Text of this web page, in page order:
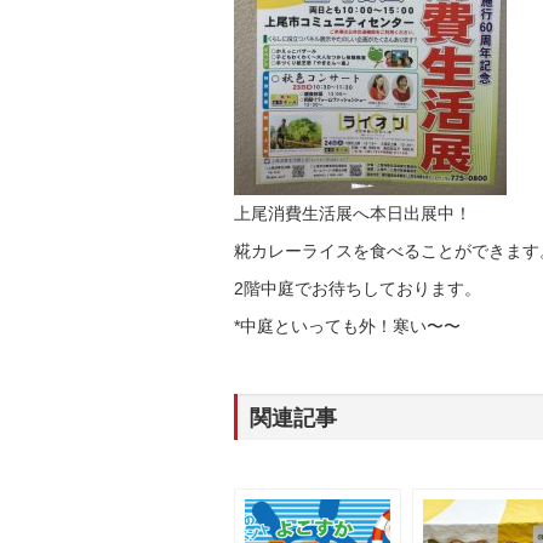
上尾消費生活展へ本日出展中！
糀カレーライスを食べることができます
2階中庭でお待ちしております。
*中庭といっても外！寒い〜〜
関連記事